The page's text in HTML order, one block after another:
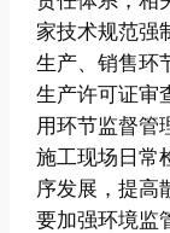
家技术规范强
生产、销售环
生产许可证审
用环节监督管
施工现场日常
序发展，提高
要加强环境监